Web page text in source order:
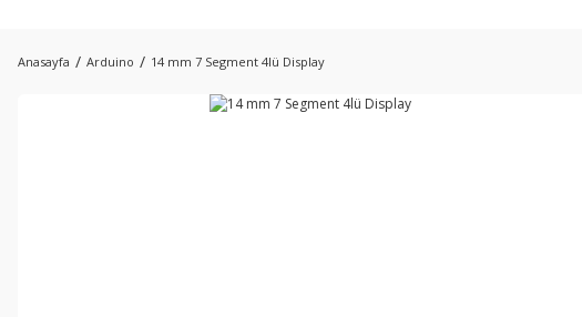
Anasayfa Arduino 14 mm 7 Segment 4lü Display